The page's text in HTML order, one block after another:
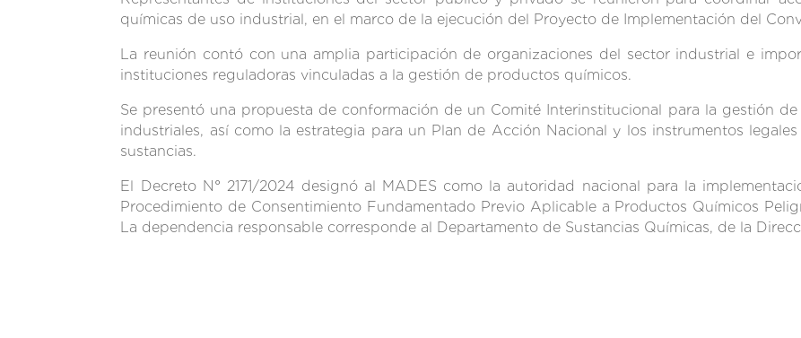
químicas de uso industrial, en el marco de la ejecución del Proyecto de Implementación del
La reunión contó con una amplia participación de organizaciones del sector industrial e
instituciones reguladoras vinculadas a la gestión de productos químicos.
Se presentó una propuesta de conformación de un Comité Interinstitucional para la gestión
industriales, así como la estrategia para un Plan de Acción Nacional y los instrumentos
sustancias.
El Decreto N° 2171/2024 designó al MADES como la autoridad nacional para la
Procedimiento de Consentimiento Fundamentado Previo Aplicable a Productos Químicos
La dependencia responsable corresponde al Departamento de Sustancias Químicas, de la